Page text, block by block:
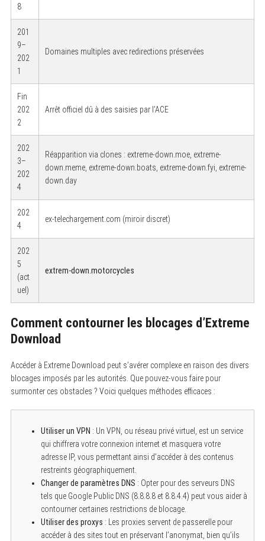
8
201
9–
202
1
Domaines multiples avec redirections préservées
Fin
202
2
Arrêt officiel dû à des saisies par l’ACE
202
3–
202
4
Réapparition via clones : extreme-down.moe, extreme-
down.meme, extreme-down.boats, extreme-down.fyi, extreme-
down.day
202
4
ex-telechargement.com (miroir discret)
202
5
(act
uel)
extrem-down.motorcycles
Comment contourner les blocages d’Extreme
Download
Accéder à Extreme Download peut s’avérer complexe en raison des divers
blocages imposés par les autorités. Que pouvez-vous faire pour
surmonter ces obstacles ? Voici quelques méthodes efficaces :
Utiliser un VPN : Un VPN, ou réseau privé virtuel, est un service
qui chiffrera votre connexion internet et masquera votre
adresse IP, vous permettant ainsi d’accéder à des contenus
restreints géographiquement.
Changer de paramètres DNS : Opter pour des serveurs DNS
tels que Google Public DNS (8.8.8.8 et 8.8.4.4) peut vous aider à
contourner certaines restrictions de blocage.
Utiliser des proxys : Les proxies servent de passerelle pour
accéder à des sites tout en préservant l’anonymat, bien qu’ils